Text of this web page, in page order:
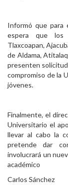
Informó que para
espera que los
Tlaxcoapan,
de Aldama,
presenten solicitud
compromiso de la
jóvenes.
Finalmente, el
Universitario el
llevar al cabo la
pretende dar
involucrará un
académico
Carlos Sánchez